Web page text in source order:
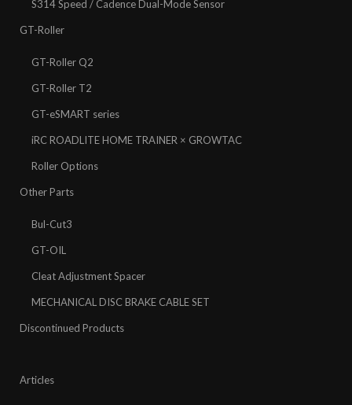
S314 Speed / Cadence Dual-Mode Sensor
GT-Roller
GT-Roller Q2
GT-Roller T2
GT-eSMART series
iRC ROADLITE HOME TRAINER × GROWTAC
Roller Options
Other Parts
Bul-Cut3
GT-OIL
Cleat Adjustment Spacer
MECHANICAL DISC BRAKE CABLE SET
Discontinued Products
Articles